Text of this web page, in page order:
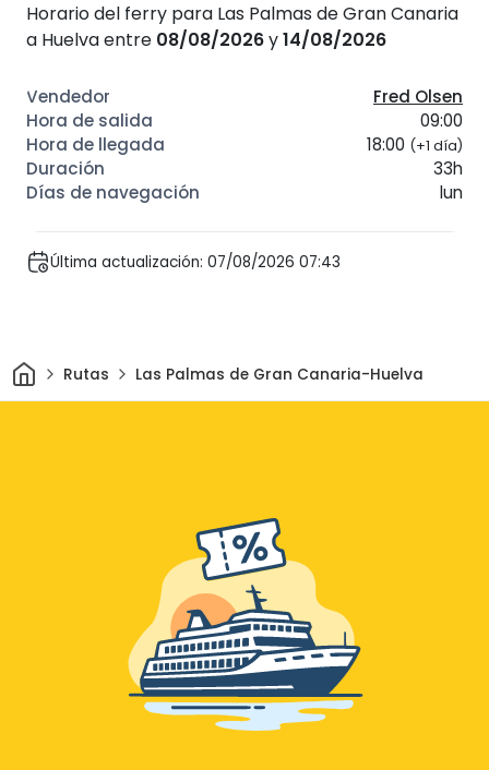
Horario del ferry para Las Palmas de Gran Canaria
a Huelva entre 08/08/2026y14/08/2026
Fred Olsen
09:00
18:00 (+1 día)
33h
lun
Última actualización: 07/08/2026 07:43
InicioRutas Las Palmas de Gran Canaria-Huelva